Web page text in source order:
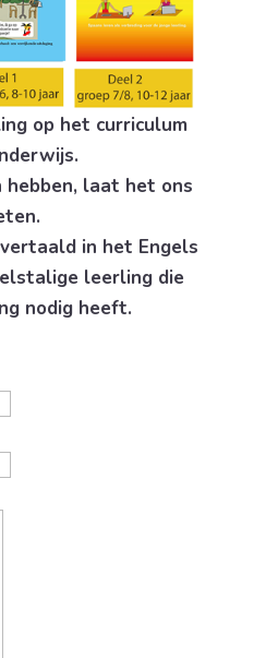
op het curriculum
hebben, laat het ons
in het Engels
leerling die
nodig heeft.